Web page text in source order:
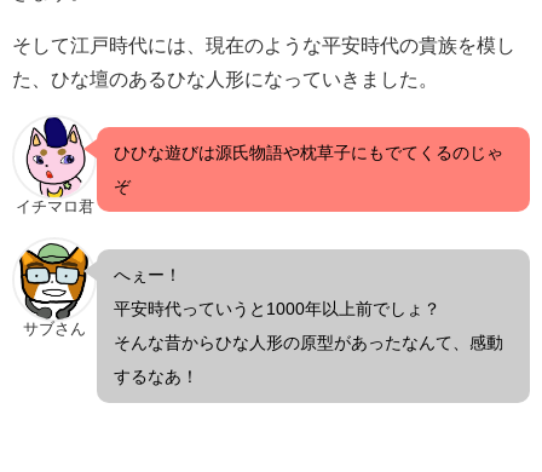
そして江戸時代には、現在のような平安時代の貴族を模し
た、ひな壇のあるひな人形になっていきました。
イチマロ君
ひひな遊びは源氏物語や枕草子にもでてくるのじゃ
ぞ
サブさん
へぇー！
平安時代っていうと1000年以上前でしょ？
そんな昔からひな人形の原型があったなんて、感動
するなあ！